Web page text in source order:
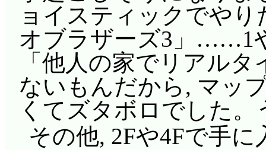
ョイスティックでや
オブラザーズ3」……1
「他人の家でリアル
ないもんだから, マッ
くてズタボロでした
その他, 2Fや4Fで手に